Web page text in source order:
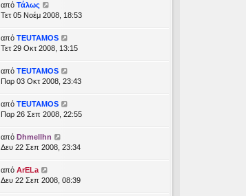
από Τάλως
Τετ 05 Νοέμ 2008, 18:53
από TEUTAMOS
Τετ 29 Οκτ 2008, 13:15
από TEUTAMOS
Παρ 03 Οκτ 2008, 23:43
από TEUTAMOS
Παρ 26 Σεπ 2008, 22:55
από Dhmellhn
Δευ 22 Σεπ 2008, 23:34
από ArELa
Δευ 22 Σεπ 2008, 08:39